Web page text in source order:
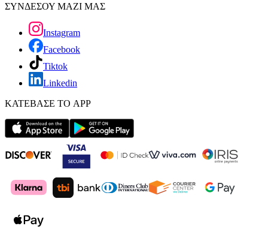
ΣΥΝΔΕΣΟΥ ΜΑΖΙ ΜΑΣ
Instagram
Facebook
Tiktok
Linkedin
ΚΑΤΕΒΑΣΕ ΤΟ APP